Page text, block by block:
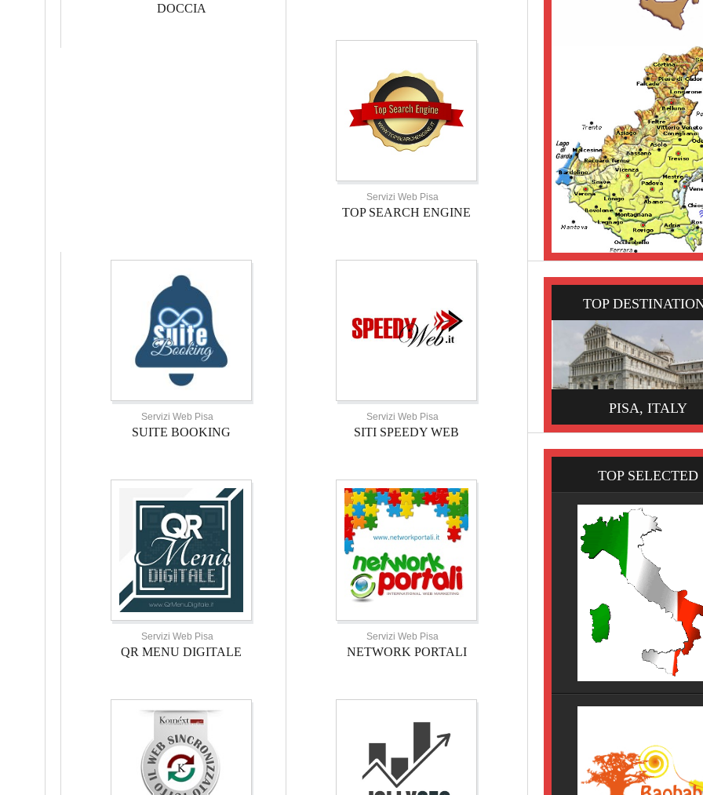
DOCCIA
Servizi Web Pisa
TOP SEARCH ENGINE
Servizi Web Pisa
SUITE BOOKING
Servizi Web Pisa
SITI SPEEDY WEB
Servizi Web Pisa
QR MENU DIGITALE
Servizi Web Pisa
NETWORK PORTALI
TOP
PISA, ITALY
TOP SELECTED
HOTEL TOSCANA
HOTEL NOVECENTO